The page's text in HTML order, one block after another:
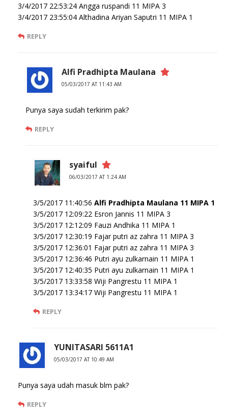
3/4/2017 22:53:24 Angga ruspandi 11 MIPA 3
3/4/2017 23:55:04 Althadina Ariyan Saputri 11 MIPA 1
REPLY
Alfi Pradhipta Maulana
05/03/2017 AT 11:43 AM
Punya saya sudah terkirim pak?
REPLY
syaiful
06/03/2017 AT 1:24 AM
3/5/2017 11:40:56 Alfi Pradhipta Maulana 11 MIPA 1
3/5/2017 12:09:22 Esron Jannis 11 MIPA 3
3/5/2017 12:12:09 Fauzi Andhika 11 MIPA 1
3/5/2017 12:30:19 Fajar putri az zahra 11 MIPA 3
3/5/2017 12:36:01 Fajar putri az zahra 11 MIPA 3
3/5/2017 12:36:46 Putri ayu zulkarnain 11 MIPA 1
3/5/2017 12:40:35 Putri ayu zulkarnain 11 MIPA 1
3/5/2017 13:33:58 Wiji Pangrestu 11 MIPA 1
3/5/2017 13:34:17 Wiji Pangrestu 11 MIPA 1
REPLY
YUNITASARI 5611A1
05/03/2017 AT 10:49 AM
Punya saya udah masuk blm pak?
REPLY